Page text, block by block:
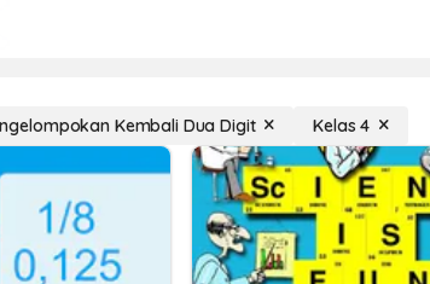
Kembali Dua Digit Kelas 4